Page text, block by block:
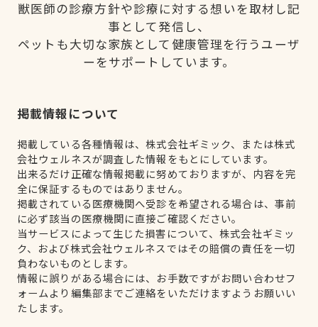
獣医師の診療方針や診療に対する想いを取材し記
事として発信し、
ペットも大切な家族として健康管理を行うユーザ
ーをサポートしています。
掲載情報について
掲載している各種情報は、株式会社ギミック、または株式
会社ウェルネスが調査した情報をもとにしています。
出来るだけ正確な情報掲載に努めておりますが、内容を完
全に保証するものではありません。
掲載されている医療機関へ受診を希望される場合は、事前
に必ず該当の医療機関に直接ご確認ください。
当サービスによって生じた損害について、株式会社ギミッ
ク、および株式会社ウェルネスではその賠償の責任を一切
負わないものとします。
情報に誤りがある場合には、お手数ですがお問い合わせフ
ォームより編集部までご連絡をいただけますようお願いい
たします。